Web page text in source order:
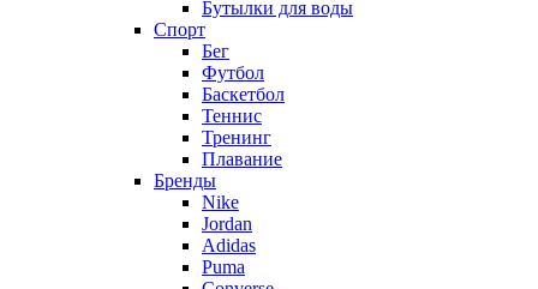
Бутылки для воды
Спорт
Бег
Футбол
Баскетбол
Теннис
Тренинг
Плавание
Бренды
Nike
Jordan
Adidas
Puma